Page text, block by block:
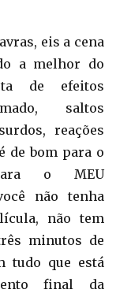
eis a cena
a melhor do
de efeitos
saltos
reações
de bom para o
o MEU
não tenha
não tem
minutos de
tudo que está
final da